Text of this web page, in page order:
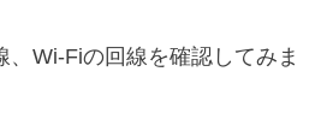
、Wi-Fiの回線を確認してみま